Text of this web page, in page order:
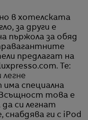
за други е
пържола за обяд
предлагат на
Те:
има специална
Всъщност това е
си легнат
ги с iPod